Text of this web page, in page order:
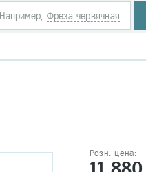
Например, Фреза червячная
Розн. цена: